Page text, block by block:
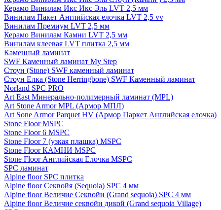
Керамо Винилам Икс Икс Эль LVT 2,5 мм
Винилам Пакет Английская елочка LVT 2,5 vv
Винилам Премиум LVT 2,5 мм
Керамо Винилам Камни LVT 2,5 мм
Винилам клеевая LVT плитка 2,5 мм
Каменный ламинат
SWF Каменный ламинат My Step
Стоун (Stone) SWF каменный ламинат
Стоун Елка (Stone Herringbone) SWF Каменный ламинат
Norland SPC PRO
Art East Минерально-полимерный ламинат (MPL)
Art Stone Armor MPL (Армор МПЛ)
Art Sone Armor Parquet HV (Армор Паркет Английская елочка)
Stone Floor MSPC
Stone Floor 6 MSPC
Stone Floor 7 (узкая плашка) MSPC
Stone Floor КАМНИ MSPC
Stone Floor Английская Елочка MSPC
SPC ламинат
Alpine floor SPC плитка
Alpine floor Секвойя (Sequoia) SPC 4 мм
Alpine floor Величие Секвойи (Grand sequoia) SPC 4 мм
Alpine floor Величие секвойи дикой (Grand sequoia Village)